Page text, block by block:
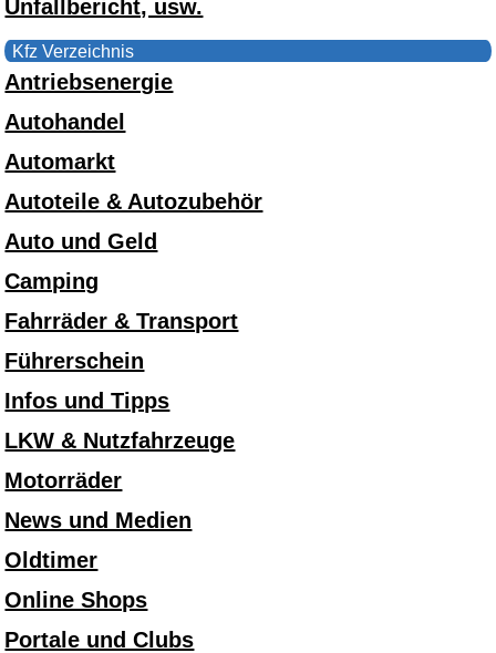
Unfallbericht, usw.
Kfz Verzeichnis
Antriebsenergie
Autohandel
Automarkt
Autoteile & Autozubehör
Auto und Geld
Camping
Fahrräder & Transport
Führerschein
Infos und Tipps
LKW & Nutzfahrzeuge
Motorräder
News und Medien
Oldtimer
Online Shops
Portale und Clubs